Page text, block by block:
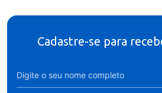
Cadastre-se para